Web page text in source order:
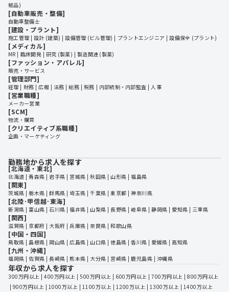
粧品)
[自動車販売・整備]
自動車整備士
[建設・プラント]
施工管理 設計 (建築) 設備管理 (ビル管理) プラントエンジニア 設備保全 (プラント)
[メディカル]
MR 臨床開発 研究 (製薬) 製造関連 (製薬)
[ファッション・アパレル]
販売・サービス
[管理部門]
経理 財務 広報 法務 総務 税務 内部統制・内部監査 人事
[営業職種]
メーカー営業
[SCM]
物流・購買
[クリエイティブ系職種]
企画・マーケティング
勤務地から求人を探す
[北海道・東北]
北海道 | 青森県 | 岩手県 | 宮城県 | 秋田県 | 山形県 | 福島県
[関東]
茨城県 | 栃木県 | 群馬県 | 埼玉県 | 千葉県 | 東京都 | 神奈川県
[北陸･甲信越･東海]
新潟県 | 富山県 | 石川県 | 福井県 | 山梨県 | 長野県 | 岐阜県 | 静岡県 | 愛知県 | 三重県
[関西]
滋賀県 | 京都府 | 大阪府 | 兵庫県 | 奈良県 | 和歌山県
[中国・四国]
鳥取県 | 島根県 | 岡山県 | 広島県 | 山口県 | 徳島県 | 香川県 | 愛媛県 | 高知県
[九州・沖縄]
福岡県 | 佐賀県 | 長崎県 | 熊本県 | 大分県 | 宮崎県 | 鹿児島県 | 沖縄県
年収から求人を探す
300万円以上 | 400万円以上 | 500万円以上 | 600万円以上 | 700万円以上 | 800万円以上
| 900万円以上 | 1000万以上 | 1100万以上 | 1200万以上 | 1300万以上 | 1400万以上